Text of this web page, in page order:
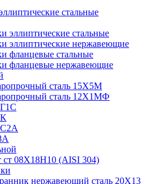
стальные
эллиптические стальные
эллиптические нержавеющие
фланцевые стальные
фланцевые нержавеющие
сталь 15Х5М
сталь 12Х1МФ
ст 08Х18Н10 (AISI 304)
нержавеющий сталь 20Х13